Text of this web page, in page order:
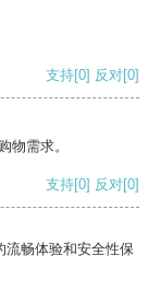
支持[0] 反对[0]
物需求。
支持[0] 反对[0]
流畅体验和安全性保